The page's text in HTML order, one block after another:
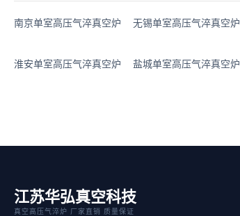
南京单室高压气淬真空炉 无锡单室高压气淬真空炉
淮安单室高压气淬真空炉
盐城单室高压气淬真空炉
江苏华弘真空科技
真空高压气淬炉 厂家直销 质量保证